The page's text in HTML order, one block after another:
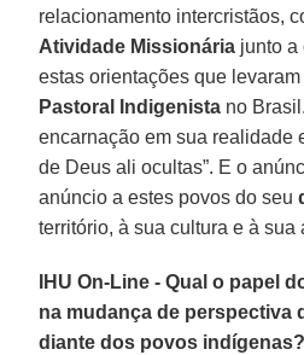
relacionamento intercristãos,
Atividade Missionária junto a
estas orientações que
Pastoral Indigenista no
encarnação em sua realidade
de Deus ali ocultas”. E o
anúncio a estes povos do seu
território, à sua cultura e à sua
IHU On-Line - Qual o papel
na mudança de perspectiva
diante dos povos